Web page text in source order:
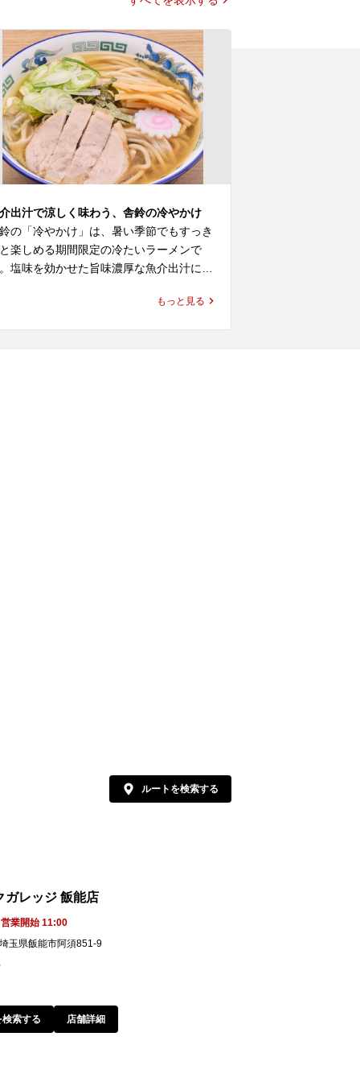
出汁で涼しく味わう、舎鈴の冷やかけ
の「冷やかけ」は、暑い季節でもすっき
楽しめる期間限定の冷たいラーメンで
塩味を効かせた旨味濃厚な魚介出汁に、
で、つけ麺 舎鈴や舎鈴 ラーメンで親しま
もっと見る
ルートを検索する
ガレッジ 飯能店
業開始 11:00
玉県飯能市阿須851-9
索する 店舗詳細